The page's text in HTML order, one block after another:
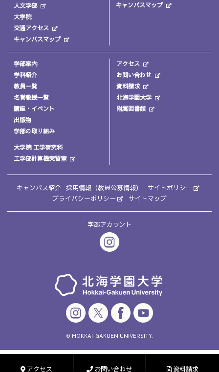
人文学部
大学院
交通アクセス
キャンパスマップ
キャンパスマップ
学部案内
学科紹介
教員一覧
名誉教授一覧
講座・イベント
出版物
学部の取り組み
大学院 工学研究科
工学部計算機実習室
アクセス
お問い合わせ
資料請求
北海学園大学
附属図書館
キャンパス紹介 採用情報（教員公募情報）
サイトポリシー
プライバシーポリシー
サイトマップ
学部アカウント
© HOKKAI-GAKUEN UNIVERSITY.
アクセス お問い合わせ 資料請求